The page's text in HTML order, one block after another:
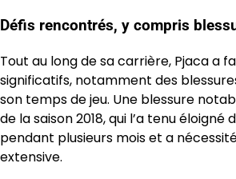
Défis rencontrés, y compris
Tout au long de sa carrière, Pjaca a
significatifs, notamment des
son temps de jeu. Une blessure
de la saison 2018, qui l’a tenu éloigné
pendant plusieurs mois et a
extensive.